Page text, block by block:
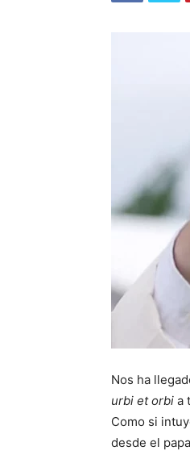
Nos ha
urbi et orbi a
Como si
desde el